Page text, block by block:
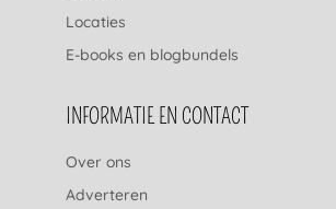
Locaties
E-books en blogbundels
INFORMATIE EN CONTACT
Over ons
Adverteren